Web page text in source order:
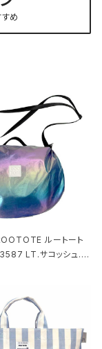
め
ルートート
LT.サコッシュ.ル
ーバッグ グロスネイ